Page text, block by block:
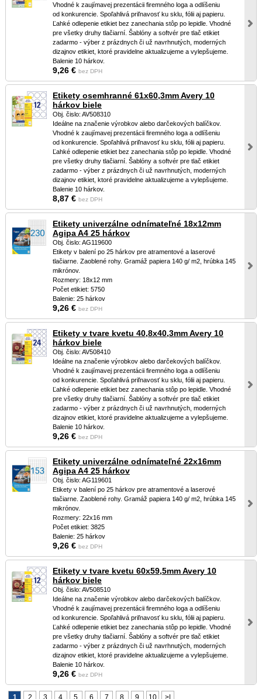
Vhodné k zaujímavej prezentácii firemného loga a odlíšeniu
od konkurencie. Spoľahlivá priľnavosť ku sklu, fólii aj papieru.
Ľahké odlepenie etikiet bez zanechania stôp po lepidle. Vhodné
pre všetky druhy tlačiarní. Šablóny a softvér pre tlač etikiet
zadarmo - výber z prázdnych či už navrhnutých, moderných
dizajnov etikiet, ktoré pravidelne aktualizujeme a vylepšujeme.
Balenie 10 hárkov.
9,26 € bez DPH
Etikety osemhranné 61x60,3mm Avery 10
hárkov biele
Obj. čislo: AV508310
Ideálne na značenie výrobkov alebo darčekových balíčkov.
Vhodné k zaujímavej prezentácii firemného loga a odlíšeniu
od konkurencie. Spoľahlivá priľnavosť ku sklu, fólii aj papieru.
Ľahké odlepenie etikiet bez zanechania stôp po lepidle. Vhodné
pre všetky druhy tlačiarní. Šablóny a softvér pre tlač etikiet
zadarmo - výber z prázdnych či už navrhnutých, moderných
dizajnov etikiet, ktoré pravidelne aktualizujeme a vylepšujeme.
Balenie 10 hárkov.
8,87 € bez DPH
Etikety univerzálne odnímateľné 18x12mm
Agipa A4 25 hárkov
Obj. čislo: AG119600
Etikety v balení po 25 hárkov pre atramentové a laserové
tlačiarne. Zaoblené rohy. Gramáž papiera 140 g/ m2, hrúbka 145
mikrónov.
Rozmery: 18x12 mm
Počet etikiet: 5750
Balenie: 25 hárkov
9,26 € bez DPH
Etikety v tvare kvetu 40,8x40,3mm Avery 10
hárkov biele
Obj. čislo: AV508410
Ideálne na značenie výrobkov alebo darčekových balíčkov.
Vhodné k zaujímavej prezentácii firemného loga a odlíšeniu
od konkurencie. Spoľahlivá priľnavosť ku sklu, fólii aj papieru.
Ľahké odlepenie etikiet bez zanechania stôp po lepidle. Vhodné
pre všetky druhy tlačiarní. Šablóny a softvér pre tlač etikiet
zadarmo - výber z prázdnych či už navrhnutých, moderných
dizajnov etikiet, ktoré pravidelne aktualizujeme a vylepšujeme.
Balenie 10 hárkov.
9,26 € bez DPH
Etikety univerzálne odnímateľné 22x16mm
Agipa A4 25 hárkov
Obj. čislo: AG119601
Etikety v balení po 25 hárkov pre atramentové a laserové
tlačiarne. Zaoblené rohy. Gramáž papiera 140 g/ m2, hrúbka 145
mikrónov.
Rozmery: 22x16 mm
Počet etikiet: 3825
Balenie: 25 hárkov
9,26 € bez DPH
Etikety v tvare kvetu 60x59,5mm Avery 10
hárkov biele
Obj. čislo: AV508510
Ideálne na značenie výrobkov alebo darčekových balíčkov.
Vhodné k zaujímavej prezentácii firemného loga a odlíšeniu
od konkurencie. Spoľahlivá priľnavosť ku sklu, fólii aj papieru.
Ľahké odlepenie etikiet bez zanechania stôp po lepidle. Vhodné
pre všetky druhy tlačiarní. Šablóny a softvér pre tlač etikiet
zadarmo - výber z prázdnych či už navrhnutých, moderných
dizajnov etikiet, ktoré pravidelne aktualizujeme a vylepšujeme.
Balenie 10 hárkov.
9,26 € bez DPH
1 2 3 4 5 6 7 8 9 10 >|